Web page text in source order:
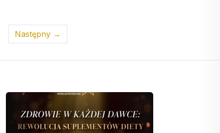
Następny →